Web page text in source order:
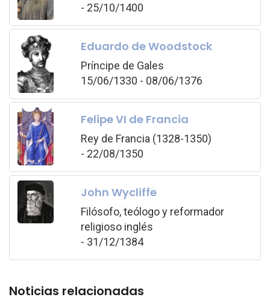
- 25/10/1400
Eduardo de Woodstock
Príncipe de Gales
15/06/1330 - 08/06/1376
Felipe VI de Francia
Rey de Francia (1328-1350)
- 22/08/1350
John Wycliffe
Filósofo, teólogo y reformador
religioso inglés
- 31/12/1384
Noticias relacionadas